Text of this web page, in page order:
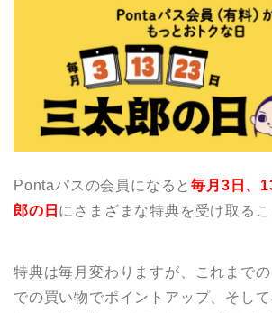
Pontaパスの会員になると毎月3日、
郎の日 にさまざまな特典を受け取るこ
特典は毎月変わりますが、これまで
での買い物でポイントアップ、そし